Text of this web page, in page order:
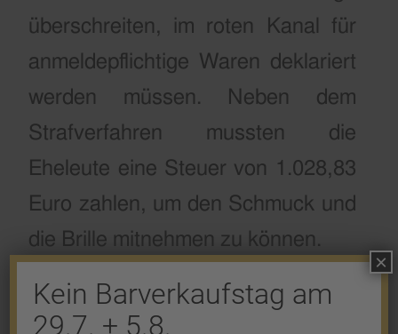
überschreiten, im roten Kanal für
anmeldepflichtige Waren deklariert
werden müssen. Neben dem
Strafverfahren mussten die
Eheleute eine Steuer von 1.028,83
Euro zahlen, um den Schmuck und
die Brille mitnehmen zu können.
Eintrag teilen
Kein Barverkaufstag am
29.7. + 5.8.
×